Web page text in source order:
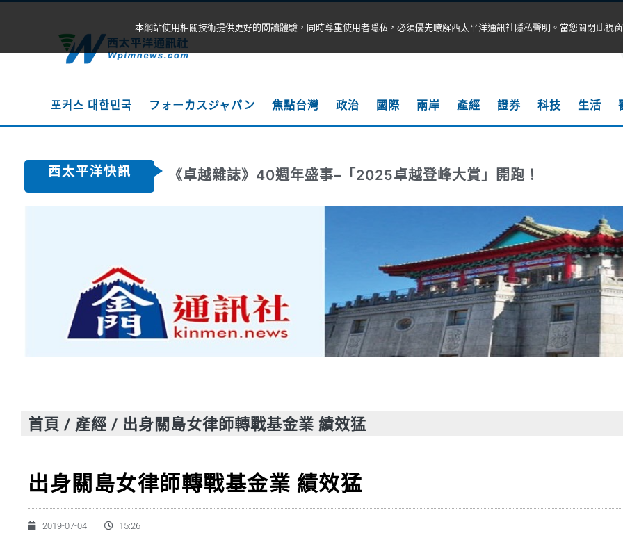
포커스 대한민국 フォーカスジャパン 焦點台灣 政治 國際 兩岸 產經 證券 科技 生活
西太平洋快訊 《卓越雜誌》40週年盛事–「2025卓越登峰大賞」開跑！
首頁 / 產經 / 出身關島女律師轉戰基金業 績效猛
出身關島女律師轉戰基金業 績效猛
2019-07-04 15:26
本網站使用相關技術提供更好的閱讀體驗，同時尊重使用者隱私，必須優先瞭解西太平洋通訊社隱私聲明。當您關閉此視